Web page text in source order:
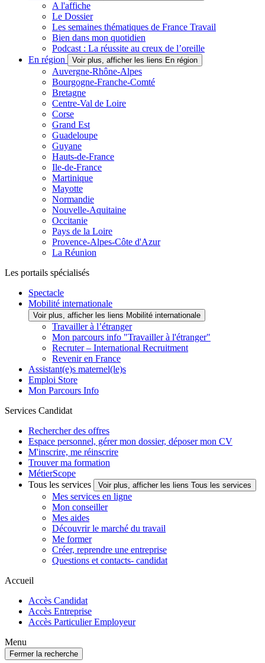
A l'affiche
Le Dossier
Les semaines thématiques de France Travail
Bien dans mon quotidien
Podcast : La réussite au creux de l’oreille
En région
Voir plus, afficher les liens En région
Auvergne-Rhône-Alpes
Bourgogne-Franche-Comté
Bretagne
Centre-Val de Loire
Corse
Grand Est
Guadeloupe
Guyane
Hauts-de-France
Ile-de-France
Martinique
Mayotte
Normandie
Nouvelle-Aquitaine
Occitanie
Pays de la Loire
Provence-Alpes-Côte d'Azur
La Réunion
Les portails spécialisés
Spectacle
Mobilité internationale
Voir plus, afficher les liens Mobilité internationale
Travailler à l’étranger
Mon parcours info "Travailler à l'étranger"
Recruter – International Recruitment
Revenir en France
Assistant(e)s maternel(le)s
Emploi Store
Mon Parcours Info
Services Candidat
Rechercher des offres
Espace personnel, gérer mon dossier, déposer mon CV
M'inscrire, me réinscrire
Trouver ma formation
MétierScope
Tous les services
Voir plus, afficher les liens Tous les services
Mes services en ligne
Mon conseiller
Mes aides
Découvrir le marché du travail
Me former
Créer, reprendre une entreprise
Questions et contacts- candidat
Accueil
Accès Candidat
Accès Entreprise
Accès Particulier Employeur
Menu
Fermer la recherche